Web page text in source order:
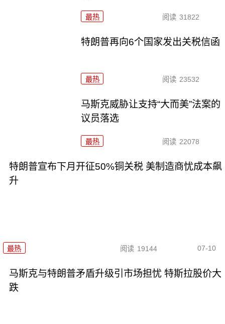
最热 阅读 31822
特朗普再向6个国家发出关税信函
最热 阅读 23532
马斯克威胁让支持“大而美”法案的
议员落选
最热 阅读 22078
特朗普宣布下月开征50%铜关税 美制造商忧成本飙
升
最热 阅读 19144 07-10
马斯克与特朗普矛盾升级引市场担忧 特斯拉股价大
跌